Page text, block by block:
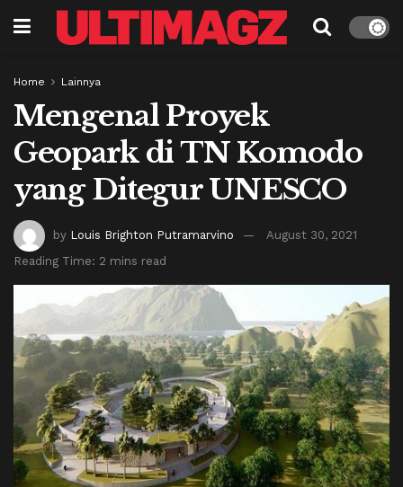
Home Lainnya
Mengenal Proyek
Geopark di TN Komodo
yang Ditegur UNESCO
by Louis Brighton Putramarvino
August 30, 2021
Reading Time: 2 mins read